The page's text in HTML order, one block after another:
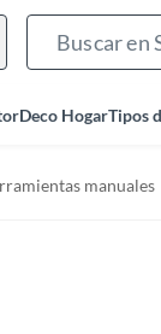
Deco HogarTipos
manuales